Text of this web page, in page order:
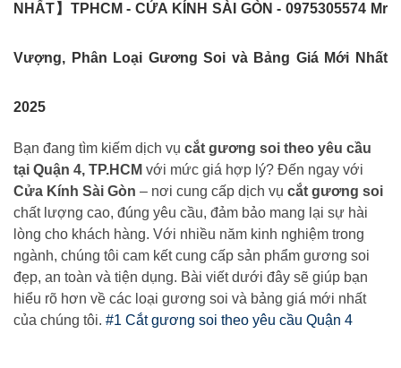
NHẤT】TPHCM - CỬA KÍNH SÀI GÒN - 0975305574 Mr
Vượng, Phân Loại Gương Soi và Bảng Giá Mới Nhất
2025
Bạn đang tìm kiếm dịch vụ cắt gương soi theo yêu cầu
tại Quận 4, TP.HCM với mức giá hợp lý? Đến ngay với
Cửa Kính Sài Gòn – nơi cung cấp dịch vụ cắt gương soi
chất lượng cao, đúng yêu cầu, đảm bảo mang lại sự hài
lòng cho khách hàng. Với nhiều năm kinh nghiệm trong
ngành, chúng tôi cam kết cung cấp sản phẩm gương soi
đẹp, an toàn và tiện dụng. Bài viết dưới đây sẽ giúp bạn
hiểu rõ hơn về các loại gương soi và bảng giá mới nhất
của chúng tôi. #1 Cắt gương soi theo yêu cầu Quận 4